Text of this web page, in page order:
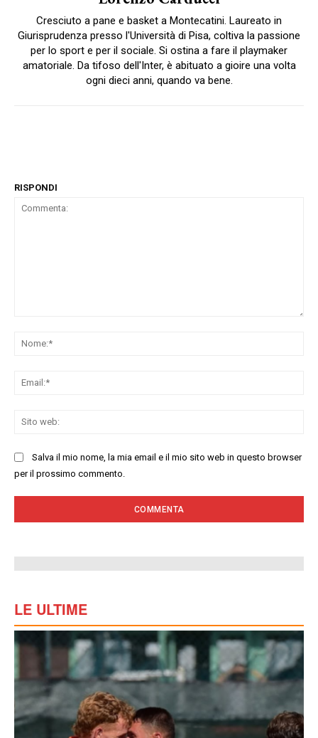
Cresciuto a pane e basket a Montecatini. Laureato in
Giurisprudenza presso l'Università di Pisa, coltiva la passione
per lo sport e per il sociale. Si ostina a fare il playmaker
amatoriale. Da tifoso dell'Inter, è abituato a gioire una volta
ogni dieci anni, quando va bene.
RISPONDI
Salva il mio nome, la mia email e il mio sito web in questo browser
per il prossimo commento.
LE ULTIME